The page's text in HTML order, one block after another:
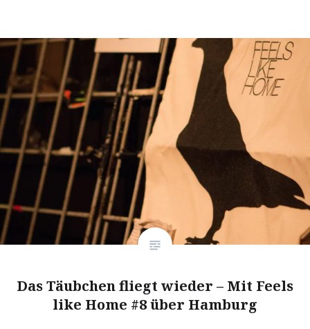
Das Täubchen fliegt wieder – Mit Feels
like Home #8 über Hamburg